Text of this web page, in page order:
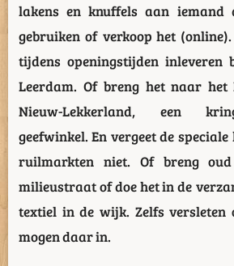
lakens en knuffels aan iemand
gebruiken of verkoop het
tijdens openingstijden inleveren
Leerdam. Of breng het naar
Nieuw-Lekkerland, een
geefwinkel. En vergeet de
ruilmarkten niet. Of breng
milieustraat of doe het in de
textiel in de wijk. Zelfs versleten
mogen daar in.